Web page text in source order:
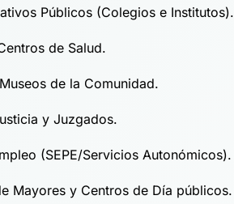
Públicos (Colegios e Institutos).
de Salud.
de la Comunidad.
y Juzgados.
(SEPE/Servicios Autonómicos).
Mayores y Centros de Día públicos.